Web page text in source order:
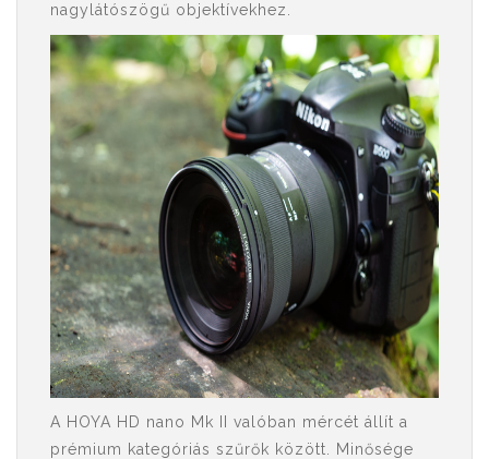
nagylátószögű objektívekhez.
A HOYA HD nano Mk II valóban mércét állít a
prémium kategóriás szűrők között. Minősége